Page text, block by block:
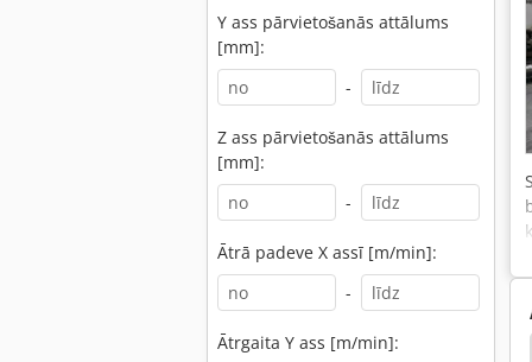
Y ass pārvietošanās attālums
[mm]:
-
Z ass pārvietošanās attālums
[mm]:
-
Ātrā padeve X assī [m/min]:
-
Ātrgaita Y ass [m/min]:
Daewoo Chiron Fz 16